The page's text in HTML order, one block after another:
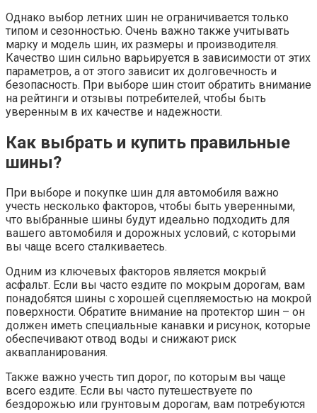
Однако выбор летних шин не ограничивается только
типом и сезонностью. Очень важно также учитывать
марку и модель шин, их размеры и производителя.
Качество шин сильно варьируется в зависимости от этих
параметров, а от этого зависит их долговечность и
безопасность. При выборе шин стоит обратить внимание
на рейтинги и отзывы потребителей, чтобы быть
уверенным в их качестве и надежности.
Как выбрать и купить правильные
шины?
При выборе и покупке шин для автомобиля важно
учесть несколько факторов, чтобы быть уверенными,
что выбранные шины будут идеально подходить для
вашего автомобиля и дорожных условий, с которыми
вы чаще всего сталкиваетесь.
Одним из ключевых факторов является мокрый
асфальт. Если вы часто ездите по мокрым дорогам, вам
понадобятся шины с хорошей сцепляемостью на мокрой
поверхности. Обратите внимание на протектор шин – он
должен иметь специальные канавки и рисунок, которые
обеспечивают отвод воды и снижают риск
аквапланирования.
Также важно учесть тип дорог, по которым вы чаще
всего ездите. Если вы часто путешествуете по
бездорожью или грунтовым дорогам, вам потребуются